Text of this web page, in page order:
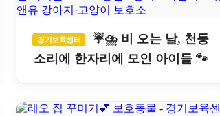
경기보육센터
☔⛈️ 비 오는 날, 천둥
소리에 한자리에 모인 아이들 🐾